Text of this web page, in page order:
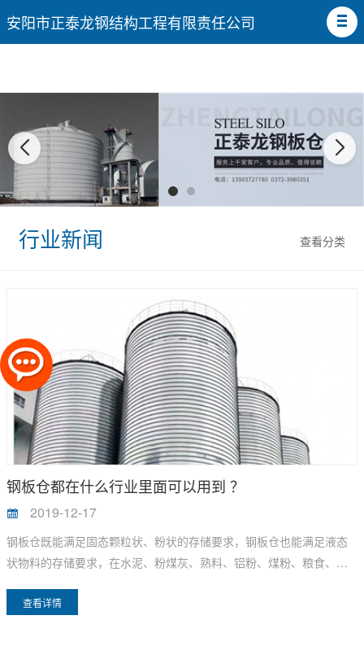
安阳市正泰龙钢结构工程有限责任公司
查看分类
行业新闻
钢板仓都在什么行业里面可以用到 ？
2019-12-17
钢板仓既能满足固态颗粒状、粉状的存储要求，钢板仓也能满足液态
状物料的存储要求，在水泥、粉煤灰、熟料、铝粉、煤粉、粮食、油
电力、港口等领域已得到了广泛的应用。并且占地少，储量大，工期
查看详情